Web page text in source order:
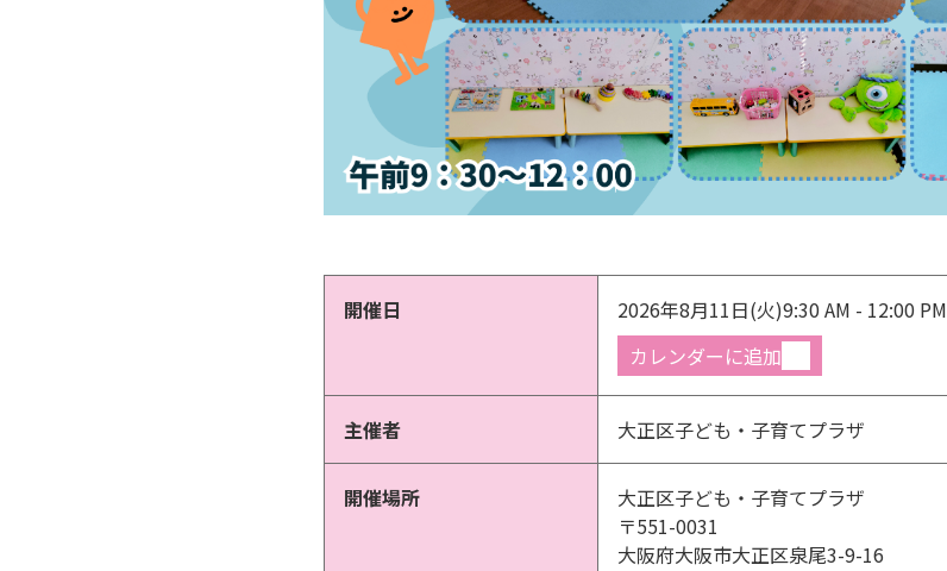
開催日 2026年8月11日(火)9:30 AM - 12:00 PM
カレンダーに追加
主催者 大正区子ども・子育てプラザ
開催場所
大正区子ども・子育てプラザ
〒551-0031
大阪府大阪市大正区泉尾3-9-16